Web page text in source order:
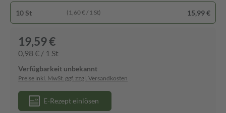
10 St (1,60 € / 1 St) 15,99 €
19,59 €
0,98 € / 1 St
Verfügbarkeit unbekannt
Preise inkl. MwSt. ggf. zzgl. Versandkosten
E-Rezept einlösen